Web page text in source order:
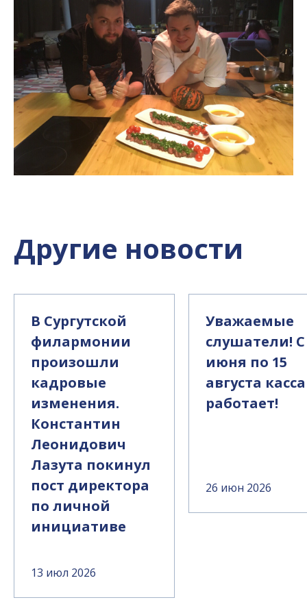
Другие новости
В Сургутской
филармонии
произошли
кадровые
изменения.
Константин
Леонидович
Лазута покинул
пост директора
по личной
инициативе
13 июл 2026
Уважаемые
слушатели! С 27
июня по 15
августа касса не
работает!
26 июн 2026